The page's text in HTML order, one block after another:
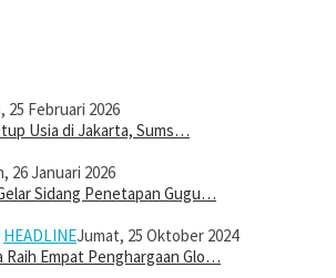
25 Februari 2026
Usia di Jakarta, Sums…
26 Januari 2026
Sidang Penetapan Gugu…
HEADLINEJumat, 25 Oktober 2024
Raih Empat Penghargaan Glo…